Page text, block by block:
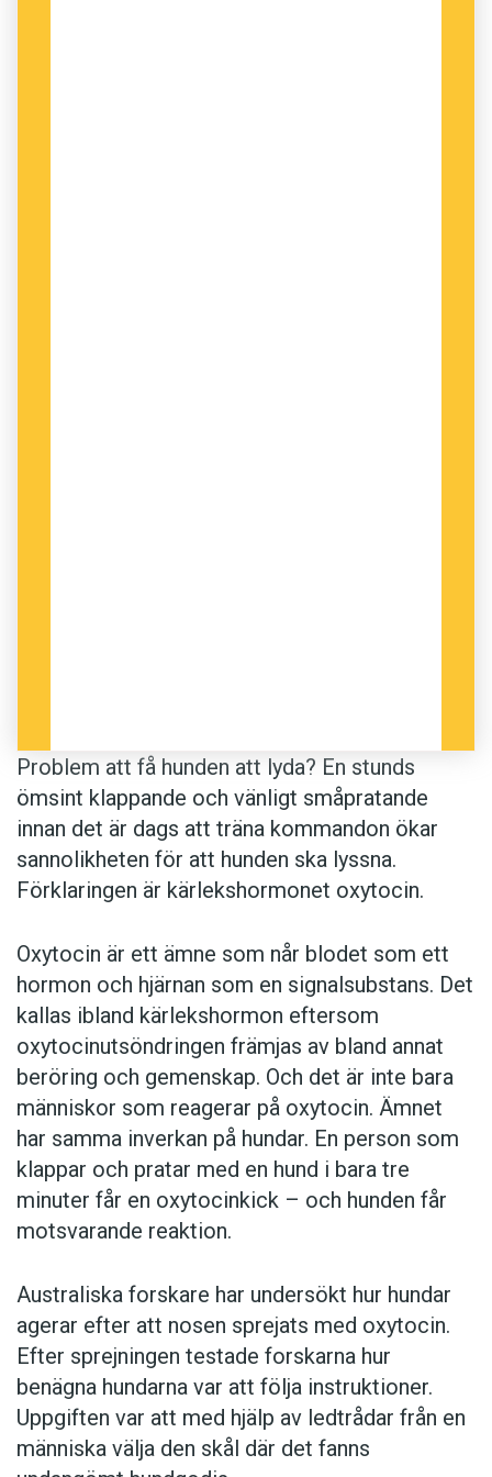
Problem att få hunden att lyda? En stunds
ömsint klappande och vänligt småpratande
innan det är dags att träna kommandon ökar
sannolikheten för att hunden ska lyssna.
Förklaringen är kärlekshormonet oxytocin.
Oxytocin är ett ämne som når blodet som ett
hormon och hjärnan som en signalsubstans. Det
kallas ibland kärlekshormon eftersom
oxytocinutsöndringen främjas av bland annat
beröring och gemenskap. Och det är inte bara
människor som reagerar på oxytocin. Ämnet
har samma inverkan på hundar. En person som
klappar och pratar med en hund i bara tre
minuter får en oxytocinkick – och hunden får
motsvarande reaktion.
Australiska forskare har undersökt hur hundar
agerar efter att nosen sprejats med oxytocin.
Efter sprejningen testade forskarna hur
benägna hundarna var att följa instruktioner.
Uppgiften var att med hjälp av ledtrådar från en
människa välja den skål där det fanns